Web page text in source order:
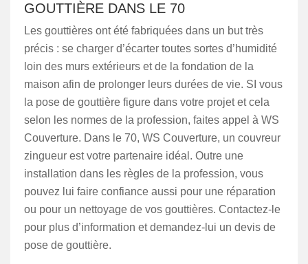
GOUTTIÈRE DANS LE 70
Les gouttières ont été fabriquées dans un but très
précis : se charger d’écarter toutes sortes d’humidité
loin des murs extérieurs et de la fondation de la
maison afin de prolonger leurs durées de vie. SI vous
la pose de gouttière figure dans votre projet et cela
selon les normes de la profession, faites appel à WS
Couverture. Dans le 70, WS Couverture, un couvreur
zingueur est votre partenaire idéal. Outre une
installation dans les règles de la profession, vous
pouvez lui faire confiance aussi pour une réparation
ou pour un nettoyage de vos gouttières. Contactez-le
pour plus d’information et demandez-lui un devis de
pose de gouttière.